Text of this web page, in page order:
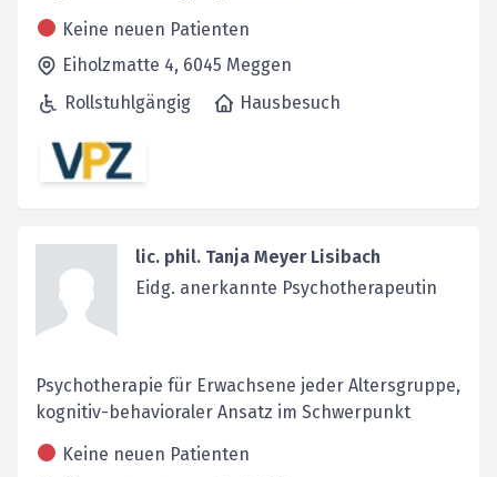
Keine neuen Patienten
Eiholzmatte 4, 6045 Meggen
Rollstuhlgängig
Hausbesuch
lic. phil. Tanja Meyer Lisibach
Eidg. anerkannte Psychotherapeutin
Psychotherapie für Erwachsene jeder Altersgruppe,
kognitiv-behavioraler Ansatz im Schwerpunkt
Keine neuen Patienten